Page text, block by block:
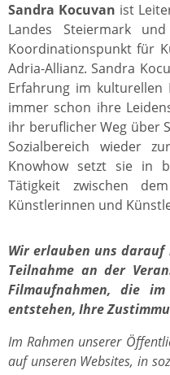
Sandra Kocuvan ist
Landes Steiermark
Koordinationspunkt für
Adria-Allianz. Sandra
Erfahrung im kulturellen
immer schon ihre
ihr beruflicher Weg über
Sozialbereich wieder
Knowhow setzt sie in
Tätigkeit zwischen
Künstlerinnen und
Wir erlauben uns darauf
Teilnahme an der
Filmaufnahmen, die
entstehen, Ihre
Im Rahmen unserer
auf unseren Websites, in